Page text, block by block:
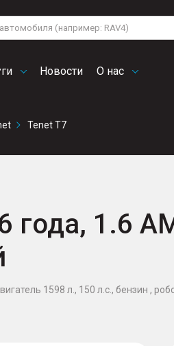
Новости О нас
Volkswagen
Audi
Tenet T7
года, 1.6
1598 л., 150 л.с., бензин ,